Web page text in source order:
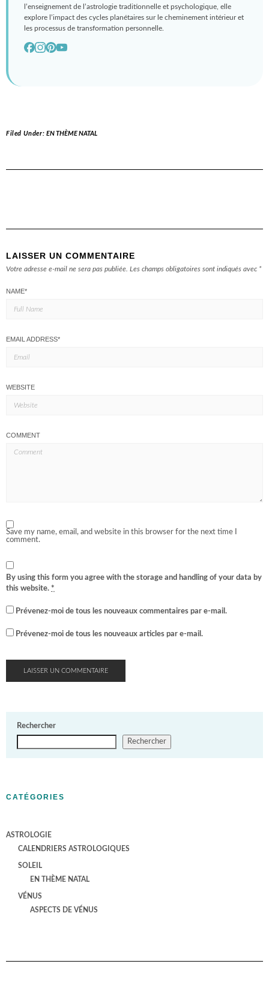
l’enseignement de l’astrologie traditionnelle et psychologique, elle
explore l’impact des cycles planétaires sur le cheminement intérieur et
les processus de transformation personnelle.
Filed Under: EN THÈME NATAL
LAISSER UN COMMENTAIRE
Votre adresse e-mail ne sera pas publiée. Les champs obligatoires sont indiqués avec *
NAME*
EMAIL ADDRESS*
WEBSITE
COMMENT
Save my name, email, and website in this browser for the next time I
comment.
By using this form you agree with the storage and handling of your data by
this website. *
Prévenez-moi de tous les nouveaux commentaires par e-mail.
Prévenez-moi de tous les nouveaux articles par e-mail.
Rechercher
Rechercher
CATÉGORIES
ASTROLOGIE
CALENDRIERS ASTROLOGIQUES
SOLEIL
EN THÈME NATAL
VÉNUS
ASPECTS DE VÉNUS